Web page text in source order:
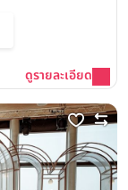
ดูรายละเอียด